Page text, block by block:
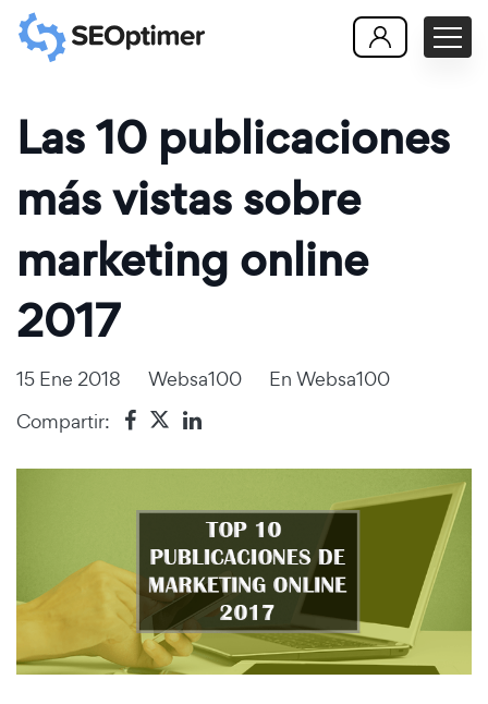
Las 10 publicaciones
más vistas sobre
marketing online
2017
15 Ene 2018 Websa100 En Websa100
Compartir: